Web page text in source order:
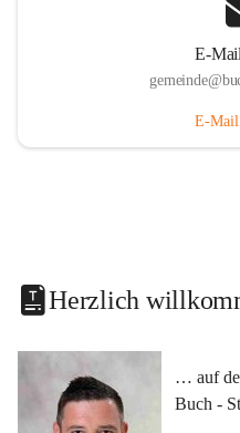
E-
E-Mail
Herzlich
… auf
Buch -